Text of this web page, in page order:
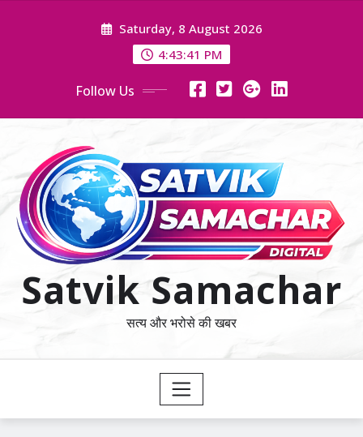
Saturday, 8 August 2026
4:43:41 PM
Follow Us
Satvik Samachar
सत्य और भरोसे की खबर